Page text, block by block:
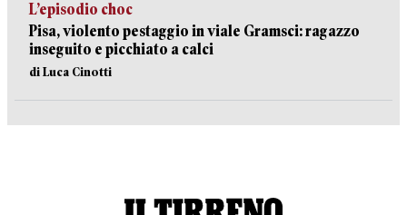
L’episodio choc
Pisa, violento pestaggio in viale Gramsci: ragazzo
inseguito e picchiato a calci
di Luca Cinotti